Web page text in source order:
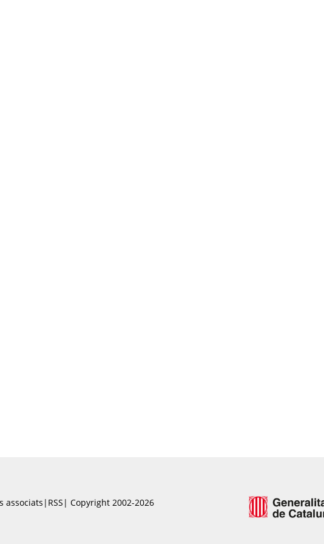
associats | RSS | Copyright 2002-2026